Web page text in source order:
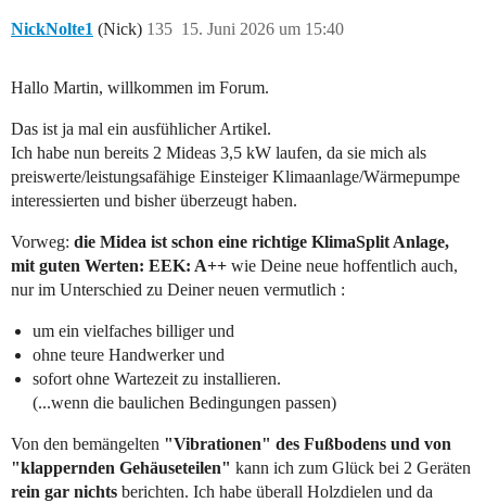
NickNolte1 (Nick) 15. Juni 2026 um 15:40
135
Hallo Martin, willkommen im Forum.
Das ist ja mal ein ausfühlicher Artikel.
Ich habe nun bereits 2 Mideas 3,5 kW laufen, da sie mich als
preiswerte/leistungsafähige Einsteiger Klimaanlage/Wärmepumpe
interessierten und bisher überzeugt haben.
Vorweg: die Midea ist schon eine richtige KlimaSplit Anlage,
mit guten Werten: EEK: A++ wie Deine neue hoffentlich auch,
nur im Unterschied zu Deiner neuen vermutlich :
um ein vielfaches billiger und
ohne teure Handwerker und
sofort ohne Wartezeit zu installieren.
(...wenn die baulichen Bedingungen passen)
Von den bemängelten "Vibrationen" des Fußbodens und von
"klappernden Gehäuseteilen" kann ich zum Glück bei 2 Geräten
rein gar nichts berichten. Ich habe überall Holzdielen und da